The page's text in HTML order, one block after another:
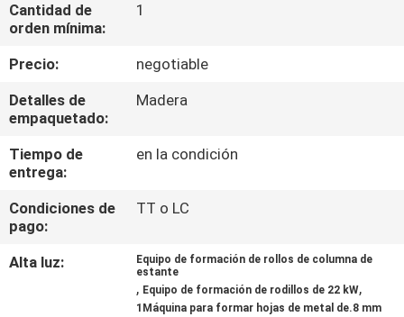
CONTROL
CALIDAD
ÉNTRENOS
EN
CONTACTO
CON
Cantidad de
orden mínima:
1
Precio:
negotiable
Detalles de
empaquetado:
Madera
Tiempo de
entrega:
en la condición
Condiciones de
pago:
TT o LC
Alta luz:
Equipo de formación de rollos de columna de
estante
, Equipo de formación de rodillos de 22 kW,
1Máquina para formar hojas de metal de.8 mm